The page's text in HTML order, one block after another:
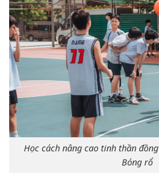
Học cách nâng cao tinh thần
Bóng rổ